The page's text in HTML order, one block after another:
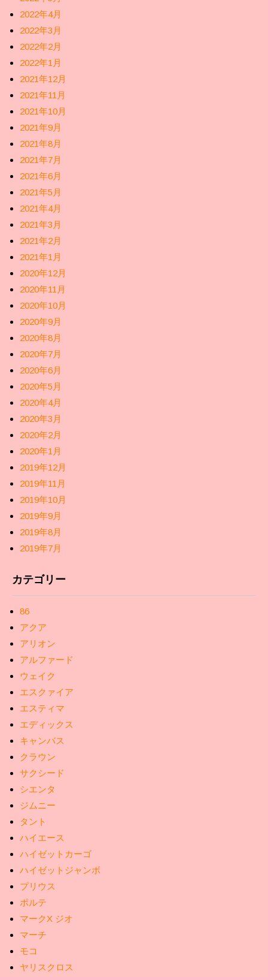
2022年4月
2022年3月
2022年2月
2022年1月
2021年12月
2021年11月
2021年10月
2021年9月
2021年8月
2021年7月
2021年6月
2021年5月
2021年4月
2021年3月
2021年2月
2021年1月
2020年12月
2020年11月
2020年10月
2020年9月
2020年8月
2020年7月
2020年6月
2020年5月
2020年4月
2020年3月
2020年2月
2020年1月
2019年12月
2019年11月
2019年10月
2019年9月
2019年8月
2019年7月
カテゴリー
86
アクア
アリオン
アルファード
ウェイク
エスクァイア
エスティマ
エディックス
キャンバス
クラウン
サクシード
シエンタ
ジムニー
タント
ハイエース
ハイゼットカーゴ
ハイゼットジャンボ
プリウス
ポルテ
マークX ジオ
マーチ
モコ
ヤリスクロス